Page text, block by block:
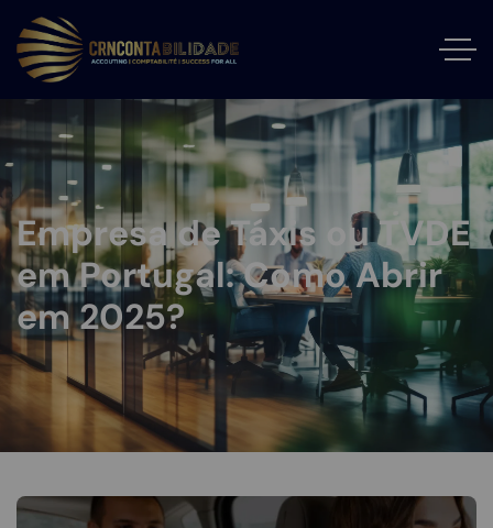
Empresa de Táxis ou TVDE
em Portugal: Como Abrir
em 2025?